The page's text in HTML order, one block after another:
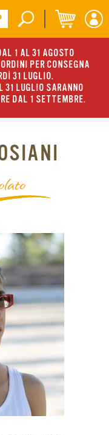
1 AL 31 AGOSTO
PER CONSEGNA
31 LUGLIO.
LUGLIO SARANNO
DAL 1 SETTEMBRE.